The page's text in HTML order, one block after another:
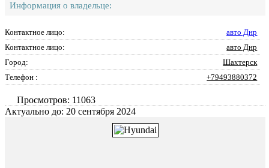
Информация о владельце:
Контактное лицо:
авто Днр
Контактное лицо:
авто Днр
Город:
Шахтерск
Телефон :
+79493880372
Просмотров: 11063
Актуально до: 20 сентября 2024